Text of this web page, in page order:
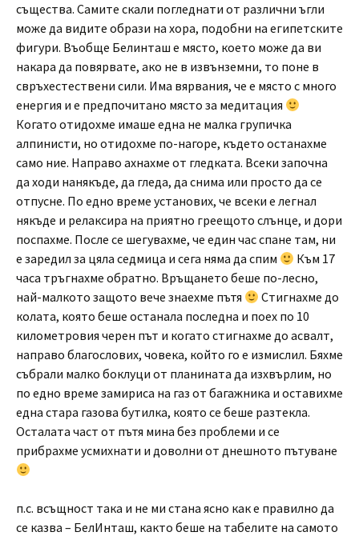
същества. Самите скали погледнати от различни ъгли
може да видите образи на хора, подобни на египетските
фигури. Въобще Белинташ е място, което може да ви
накара да повярвате, ако не в извънземни, то поне в
свръхестествени сили. Има вярвания, че е място с много
енергия и е предпочитано място за медитация
Когато отидохме имаше една не малка групичка
алпинисти, но отидохме по-нагоре, където останахме
само ние. Направо ахнахме от гледката. Всеки започна
да ходи нанякъде, да гледа, да снима или просто да се
отпусне. По едно време установих, че всеки е легнал
някъде и релаксира на приятно греещото слънце, и дори
поспахме. После се шегувахме, че един час спане там, ни
е заредил за цяла седмица и сега няма да спим
Към 17
часа тръгнахме обратно. Връщането беше по-лесно,
най-малкото защото вече знаехме пътя
Стигнахме до
колата, която беше останала последна и поех по 10
километровия черен път и когато стигнахме до асвалт,
направо благослових, човека, който го е измислил. Бяхме
събрали малко боклуци от планината да изхвърлим, но
по едно време замириса на газ от багажника и оставихме
една стара газова бутилка, която се беше разтекла.
Осталата част от пътя мина без проблеми и се
прибрахме усмихнати и доволни от днешното пътуване
п.с. всъщност така и не ми стана ясно как е правилно да
се казва – БелИнташ, както беше на табелите на самото